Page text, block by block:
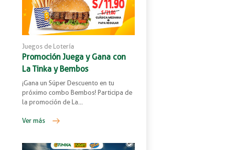
Juegos de Lotería
Promoción Juega y Gana con
La Tinka y Bembos
¡Gana un Súper Descuento en tu
próximo combo Bembos! Participa de
la promoción de La…
Ver más